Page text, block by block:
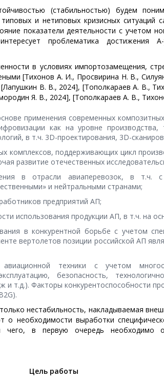
(стабильностью) будем
и нетиповых кризисных ситуаций
показатели деятельности с учетом
проблематика достижения A-
в условиях импортозамещения,
[Тихонов А. И., Просвирина Н. В.,
В. В., 2024], [Тополкараев А. В.,
Я. В., 2024], [Тополкараев А. В.,
применения современных
как на уровне
в т.ч. 3D-проектирования, 3D-
комплексов, поддерживающих цикл
развитие отечественных
в отрасли авиаперевозок, в т.ч.
и нейтральными странами;
предприятий АП;
использования продукции АП, в т.ч. на
в конкурентной борьбе с учетом
вертолетов позиции российской АП
авиационной техники с учетом
безопасность,
и т.д.). Факторы конкурентоспособности
нестабильность, накладываемая
о необходимости выработки
чего, в первую очередь необходимо
Цель работы